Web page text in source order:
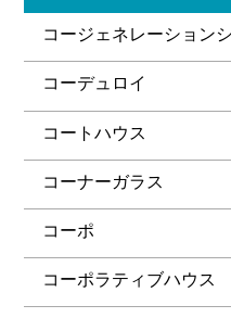
コージェネレーション
コーデュロイ
コートハウス
コーナーガラス
コーポ
コーポラティブハウス